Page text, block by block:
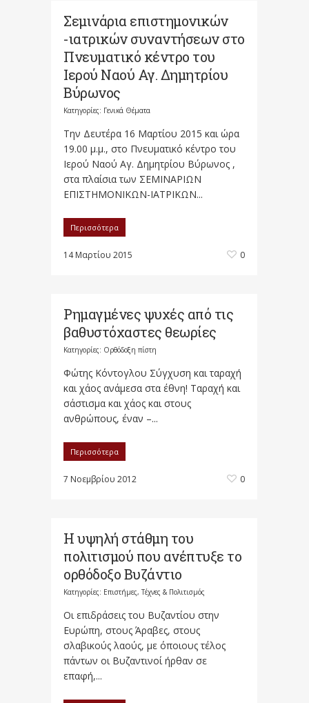
Σεμινάρια επιστημονικών
-ιατρικών συναντήσεων στο
Πνευματικό κέντρο του
Ιερού Ναού Αγ. Δημητρίου
Βύρωνος
Κατηγορίες: Γενικά Θέματα
Την Δευτέρα 16 Μαρτίου 2015 και ώρα
19.00 µ.µ., στο Πνευματικό κέντρο του
Ιερού Ναού Αγ. Δημητρίου Βύρωνος ,
στα πλαίσια των ΣΕΜΙΝΑΡΙΩΝ
ΕΠΙΣΤΗΜΟΝΙΚΩΝ-ΙΑΤΡΙΚΩΝ...
Περισσότερα
14 Μαρτίου 2015 0
Ρημαγμένες ψυχές από τις
βαθυστόχαστες θεωρίες
Κατηγορίες: Ορθόδοξη πίστη
Φώτης Κόντογλου Σύγχυση και ταραχή
και χάος ανάμεσα στα έθνη! Ταραχή και
σάστισμα και χάος και στους
ανθρώπους, έναν –...
Περισσότερα
7 Νοεμβρίου 2012 0
Η υψηλή στάθμη του
πολιτισμού που ανέπτυξε το
ορθόδοξο Βυζάντιο
Κατηγορίες: Επιστήμες, Τέχνες & Πολιτισμός
Οι επιδράσεις του Βυζαντίου στην
Ευρώπη, στους Άραβες, στους
σλαβικούς λαούς, με όποιους τέλος
πάντων οι Βυζαντινοί ήρθαν σε
επαφή,...